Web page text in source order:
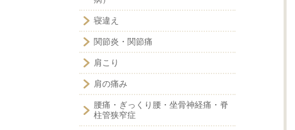
寝違え
関節炎・関節痛
肩こり
肩の痛み
腰痛・ぎっくり腰・坐骨神経痛・脊
柱管狭窄症